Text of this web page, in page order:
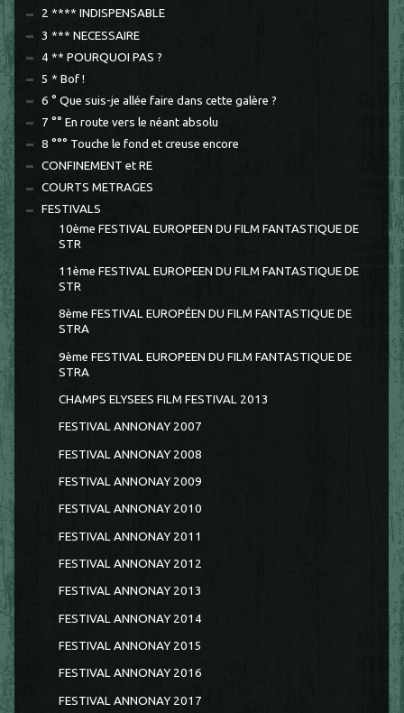
2 **** INDISPENSABLE
3 *** NECESSAIRE
4 ** POURQUOI PAS ?
5 * Bof !
6 ° Que suis-je allée faire dans cette galère ?
7 °° En route vers le néant absolu
8 °°° Touche le fond et creuse encore
CONFINEMENT et RE
COURTS METRAGES
FESTIVALS
10ème FESTIVAL EUROPEEN DU FILM FANTASTIQUE DE
STR
11ème FESTIVAL EUROPEEN DU FILM FANTASTIQUE DE
STR
8ème FESTIVAL EUROPÉEN DU FILM FANTASTIQUE DE
STRA
9ème FESTIVAL EUROPEEN DU FILM FANTASTIQUE DE
STRA
CHAMPS ELYSEES FILM FESTIVAL 2013
FESTIVAL ANNONAY 2007
FESTIVAL ANNONAY 2008
FESTIVAL ANNONAY 2009
FESTIVAL ANNONAY 2010
FESTIVAL ANNONAY 2011
FESTIVAL ANNONAY 2012
FESTIVAL ANNONAY 2013
FESTIVAL ANNONAY 2014
FESTIVAL ANNONAY 2015
FESTIVAL ANNONAY 2016
FESTIVAL ANNONAY 2017